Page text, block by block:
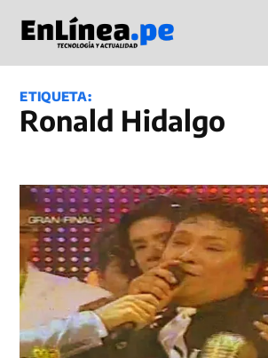
contenido
en Línea
ETIQUETA:
Ronald Hidalgo